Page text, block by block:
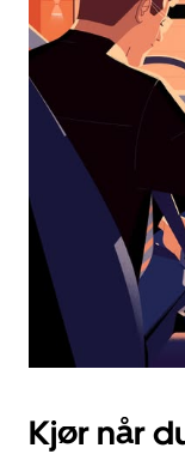
dato.
Trykk
på
Esc-
knappen
kalenderen.
Kjør når